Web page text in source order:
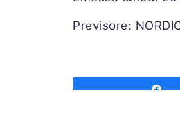
Previsore: